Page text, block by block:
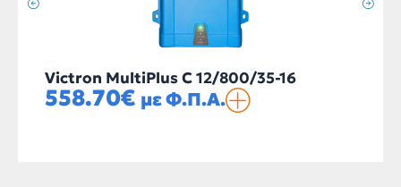
Victron MultiPlus C 12/800/35-16
558.70€ με Φ.Π.Α.